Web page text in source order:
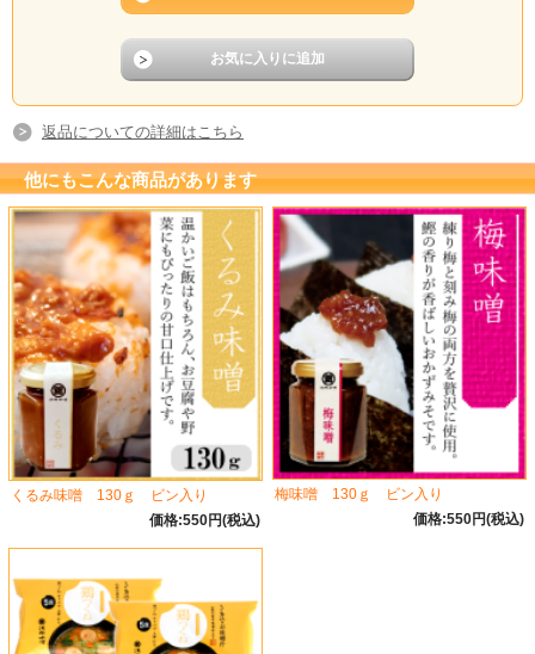
返品についての詳細はこちら
他にもこんな商品があります
くるみ味噌 130ｇ ビン入り
価格:550円(税込)
梅味噌 130ｇ ビン入り
価格:550円(税込)